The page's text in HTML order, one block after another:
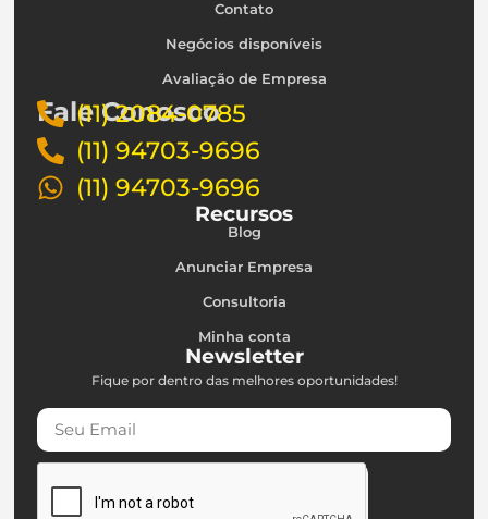
Contato
Negócios disponíveis
Avaliação de Empresa
Fale Conosco
(11) 2084-0785
(11) 94703-9696
(11) 94703-9696
Recursos
Blog
Anunciar Empresa
Consultoria
Minha conta
Newsletter
Fique por dentro das melhores oportunidades!